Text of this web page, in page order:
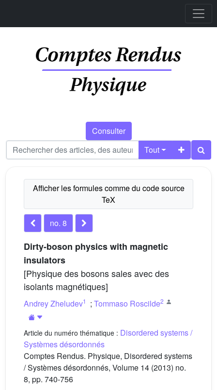
Consulter
Tout
no. 8
Dirty-boson physics with magnetic
insulators
[Physique des bosons sales avec des
isolants magnétiques]
Andrey Zheludev1 ; Tommaso Roscilde2
Article du numéro thématique : Disordered systems /
Systèmes désordonnés
Comptes Rendus. Physique, Disordered systems
/ Systèmes désordonnés, Volume 14 (2013) no.
8, pp. 740-756